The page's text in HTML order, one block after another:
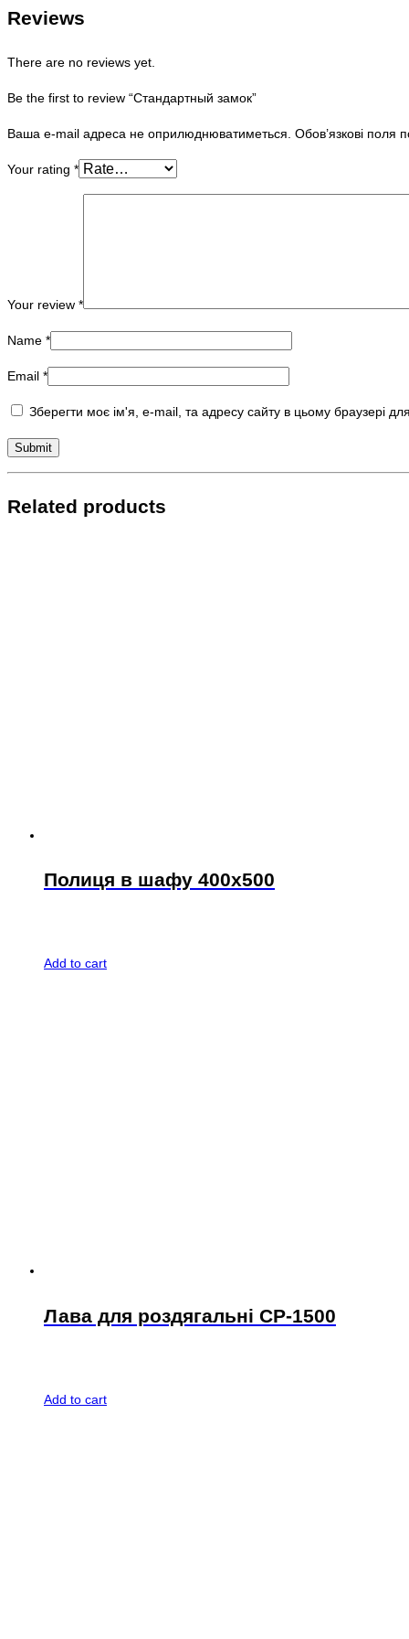
Reviews
There are no reviews yet.
Be the first to review “Стандартный замок”
Ваша e-mail адреса не оприлюднюватиметься. Обов’язкові поля
Your rating *
Your review *
Name *
Email *
Зберегти моє ім'я, e-mail, та адресу сайту в цьому браузері
Related products
Полиця в шафу 400х500
Add to cart
Лава для роздягальні СР-1500
Add to cart